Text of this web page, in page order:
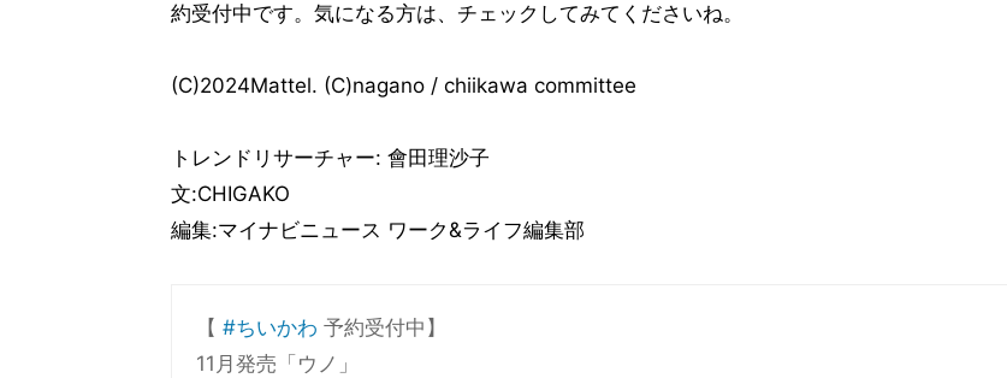
約受付中です。気になる方は、チェックしてみてくださいね。
(C)2024Mattel. (C)nagano / chiikawa committee
トレンドリサーチャー: 會田理沙子
文:CHIGAKO
編集:マイナビニュース ワーク&ライフ編集部
【 #ちいかわ 予約受付中】
11月発売「ウノ」